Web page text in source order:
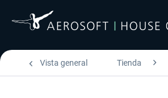
Vista general Tienda